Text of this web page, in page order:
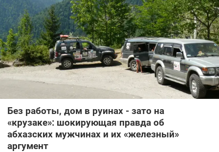
Без работы, дом в руинах - зато на
«крузаке»: шокирующая правда об
абхазских мужчинах и их «железный»
аргумент